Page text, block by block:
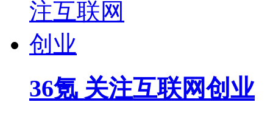
36氪 关注互联网创业